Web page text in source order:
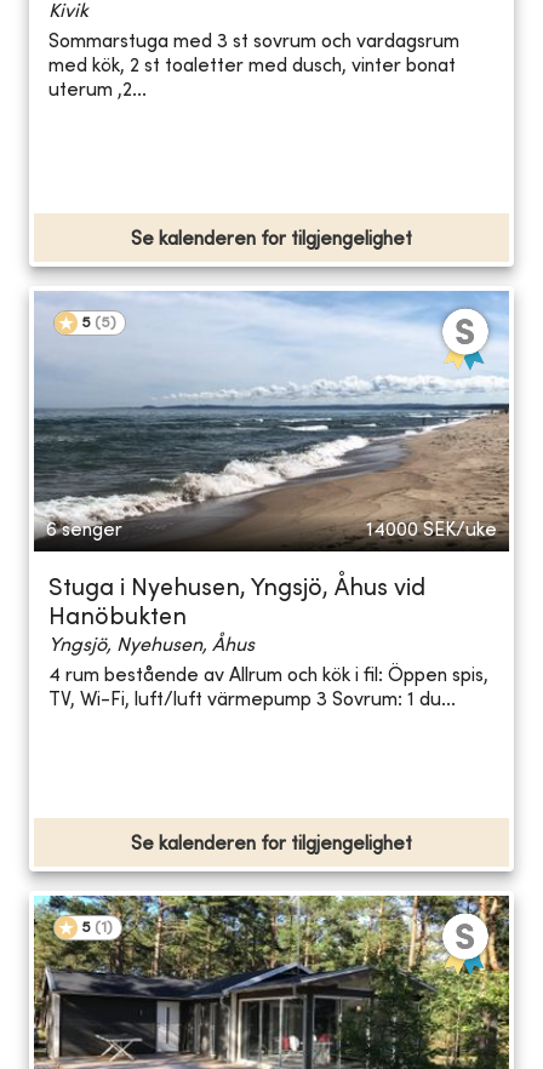
Kivik
Sommarstuga med 3 st sovrum och vardagsrum
med kök, 2 st toaletter med dusch, vinter bonat
uterum ,2...
Se kalenderen for tilgjengelighet
5 (5)
6 senger 14000 SEK/uke
Stuga i Nyehusen, Yngsjö, Åhus vid
Hanöbukten
Yngsjö, Nyehusen, Åhus
4 rum bestående av Allrum och kök i fil: Öppen spis,
TV, Wi-Fi, luft/luft värmepump 3 Sovrum: 1 du...
Se kalenderen for tilgjengelighet
5 (1 )